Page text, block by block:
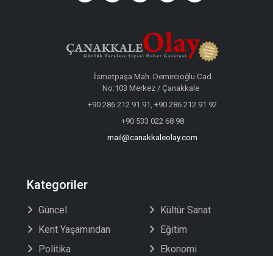
İsmetpaşa Mah. Demircioğlu Cad.
No:103 Merkez / Çanakkale
+90 286 212 91 91, +90 286 212 91 92
+90 533 022 68 98
mail@canakkaleolay.com
Kategoriler
Güncel
Kent Yaşamından
Politika
Kültür Sanat
Eğitim
Ekonomi